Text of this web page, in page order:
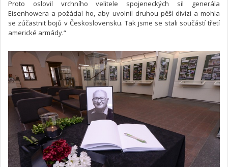
Proto oslovil vrchního velitele spojeneckých sil generála
Eisenhowera a požádal ho, aby uvolnil druhou pěší divizi a mohla
se zúčastnit bojů v Československu. Tak jsme se stali součástí třetí
americké armády.“